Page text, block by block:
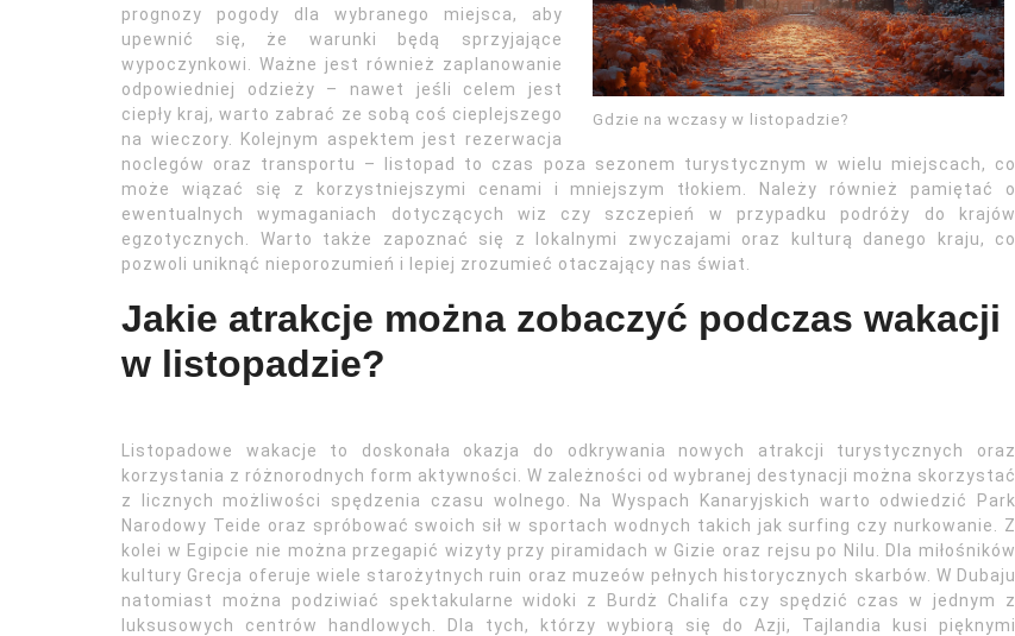
Gdzie na wczasy w listopadzie?
prognozy pogody dla wybranego miejsca, aby
upewnić się, że warunki będą sprzyjające
wypoczynkowi. Ważne jest również zaplanowanie
odpowiedniej odzieży – nawet jeśli celem jest
ciepły kraj, warto zabrać ze sobą coś cieplejszego
na wieczory. Kolejnym aspektem jest rezerwacja
noclegów oraz transportu – listopad to czas poza sezonem turystycznym w wielu miejscach, co
może wiązać się z korzystniejszymi cenami i mniejszym tłokiem. Należy również pamiętać o
ewentualnych wymaganiach dotyczących wiz czy szczepień w przypadku podróży do krajów
egzotycznych. Warto także zapoznać się z lokalnymi zwyczajami oraz kulturą danego kraju, co
pozwoli uniknąć nieporozumień i lepiej zrozumieć otaczający nas świat.
Jakie atrakcje można zobaczyć podczas wakacji
w listopadzie?
Listopadowe wakacje to doskonała okazja do odkrywania nowych atrakcji turystycznych oraz
korzystania z różnorodnych form aktywności. W zależności od wybranej destynacji można skorzystać
z licznych możliwości spędzenia czasu wolnego. Na Wyspach Kanaryjskich warto odwiedzić Park
Narodowy Teide oraz spróbować swoich sił w sportach wodnych takich jak surfing czy nurkowanie. Z
kolei w Egipcie nie można przegapić wizyty przy piramidach w Gizie oraz rejsu po Nilu. Dla miłośników
kultury Grecja oferuje wiele starożytnych ruin oraz muzeów pełnych historycznych skarbów. W Dubaju
natomiast można podziwiać spektakularne widoki z Burdż Chalifa czy spędzić czas w jednym z
luksusowych centrów handlowych. Dla tych, którzy wybiorą się do Azji, Tajlandia kusi pięknymi